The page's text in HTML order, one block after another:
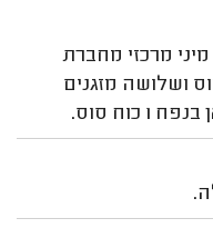
מרכזי מחברת
4 כוח סוס ושלושה מזגנים
כוח סוס.